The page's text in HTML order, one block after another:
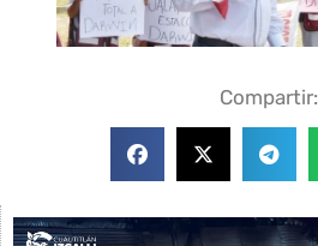
Compartir: